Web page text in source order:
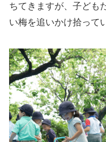
ちてきますが、子ども
い梅を追いかけ拾って